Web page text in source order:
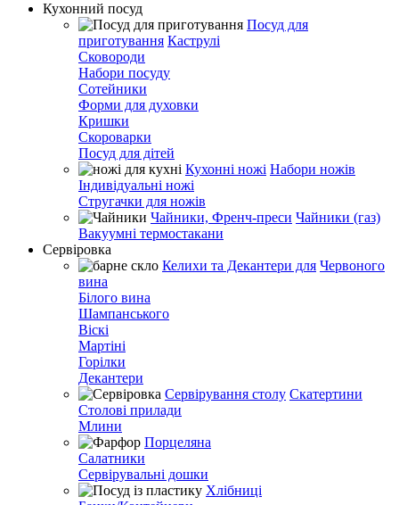
Кухонний посуд
Посуд для
приготування Каструлі
Сковороди
Набори посуду
Сотейники
Форми для духовки
Кришки
Скороварки
Посуд для дітей
Кухонні ножі Набори ножів
Індивідуальні ножі
Стругачки для ножів
Чайники, Френч-преси Чайники (газ)
Вакуумні термостакани
Сервіровка
Келихи та Декантери для Червоного
вина
Білого вина
Шампанського
Віскі
Мартіні
Горілки
Декантери
Сервірування столу Скатертини
Столові прилади
Млини
Порцеляна
Салатники
Сервірувальні дошки
Хлібниці